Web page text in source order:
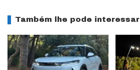
Também lhe pode interessar